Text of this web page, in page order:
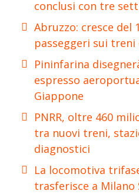
conclusi con tre
Abruzzo: cresce del
passeggeri sui
Pininfarina
espresso
Giappone
PNRR, oltre 460
tra nuovi treni,
diagnostici
La locomotiva
trasferisce a